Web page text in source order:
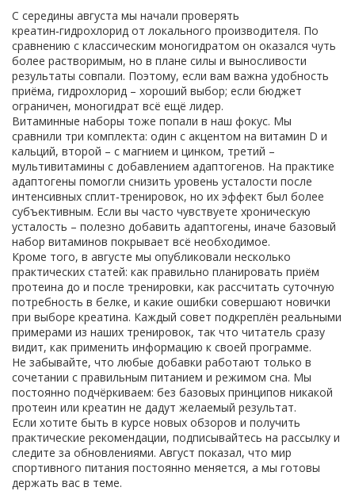
С середины августа мы начали проверять
креатин‑гидрохлорид от локального производителя. По
сравнению с классическим моногидратом он оказался чуть
более растворимым, но в плане силы и выносливости
результаты совпали. Поэтому, если вам важна удобность
приёмa, гидрохлорид – хороший выбор; если бюджет
ограничен, моногидрат всё ещё лидер.
Витаминные наборы тоже попали в наш фокус. Мы
сравнили три комплекта: один с акцентом на витамин D и
кальций, второй – с магнием и цинком, третий –
мультивитамины с добавлением адаптогенов. На практике
адаптогены помогли снизить уровень усталости после
интенсивных сплит‑тренировок, но их эффект был более
субъективным. Если вы часто чувствуете хроническую
усталость – полезно добавить адаптогены, иначе базовый
набор витаминов покрывает всё необходимое.
Кроме того, в августе мы опубликовали несколько
практических статей: как правильно планировать приём
протеина до и после тренировки, как рассчитать суточную
потребность в белке, и какие ошибки совершают новички
при выборе креатина. Каждый совет подкреплён реальными
примерами из наших тренировок, так что читатель сразу
видит, как применить информацию к своей программе.
Не забывайте, что любые добавки работают только в
сочетании с правильным питанием и режимом сна. Мы
постоянно подчёркиваем: без базовых принципов никакой
протеин или креатин не дадут желаемый результат.
Если хотите быть в курсе новых обзоров и получить
практические рекомендации, подписывайтесь на рассылку и
следите за обновлениями. Август показал, что мир
спортивного питания постоянно меняется, а мы готовы
держать вас в теме.